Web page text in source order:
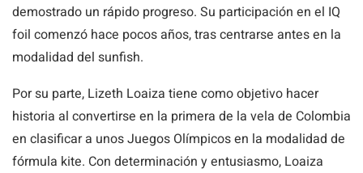
demostrado un rápido progreso. Su participación en el IQ
foil comenzó hace pocos años, tras centrarse antes en la
modalidad del sunfish.
Por su parte, Lizeth Loaiza tiene como objetivo hacer
historia al convertirse en la primera de la vela de Colombia
en clasificar a unos Juegos Olímpicos en la modalidad de
fórmula kite. Con determinación y entusiasmo, Loaiza